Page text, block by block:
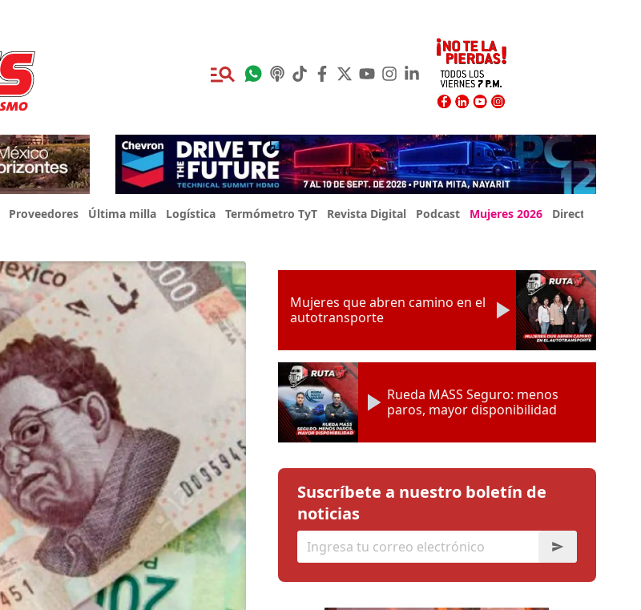
Proveedores Última milla Logística Termómetro TyT Revista Digital Podcast Mujeres 2026 Directorio Expo
Mujeres que abren camino en el
autotransporte
Rueda MASS Seguro: menos
paros, mayor disponibilidad
Suscríbete a nuestro boletín de
noticias